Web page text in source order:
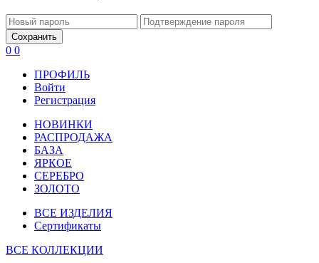
Сохранить
0 0
ПРОФИЛЬ
Войти
Регистрация
НОВИНКИ
РАСПРОДАЖА
БАЗА
ЯРКОЕ
СЕРЕБРО
ЗОЛОТО
ВСЕ ИЗДЕЛИЯ
Сертификаты
ВСЕ КОЛЛЕКЦИИ